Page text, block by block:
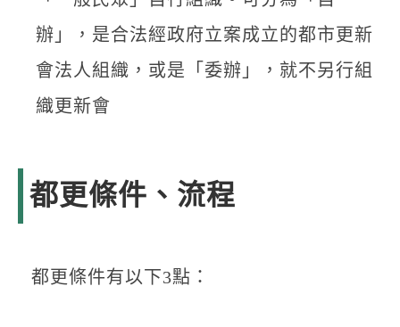
辦」，是合法經政府立案成立的都市更新
會法人組織，或是「委辦」，就不另行組
織更新會
都更條件、流程
都更條件有以下3點：